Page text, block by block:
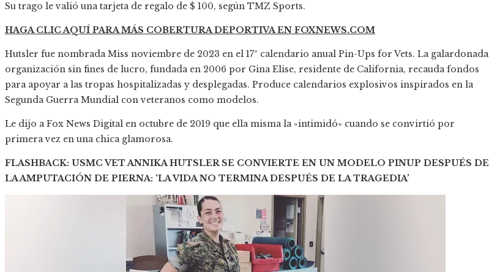
Su trago le valió una tarjeta de regalo de $ 100, según TMZ Sports.
HAGA CLIC AQUÍ PARA MÁS COBERTURA DEPORTIVA EN FOXNEWS.COM
Hutsler fue nombrada Miss noviembre de 2023 en el 17º calendario anual Pin-Ups for Vets. La galardonada
organización sin fines de lucro, fundada en 2006 por Gina Elise, residente de California, recauda fondos
para apoyar a las tropas hospitalizadas y desplegadas. Produce calendarios explosivos inspirados en la
Segunda Guerra Mundial con veteranos como modelos.
Le dijo a Fox News Digital en octubre de 2019 que ella misma la «intimidó» cuando se convirtió por
primera vez en una chica glamorosa.
FLASHBACK: USMC VET ANNIKA HUTSLER SE CONVIERTE EN UN MODELO PINUP DESPUÉS DE
LA AMPUTACIÓN DE PIERNA: ‘LA VIDA NO TERMINA DESPUÉS DE LA TRAGEDIA’